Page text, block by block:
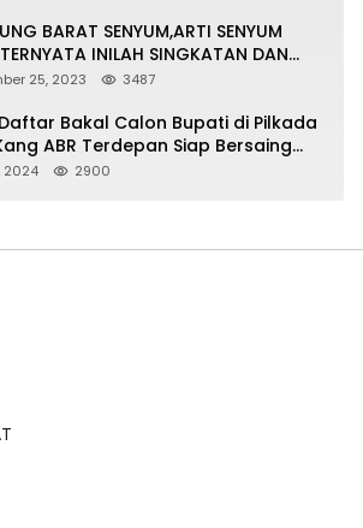
BARAT SENYUM,ARTI SENYUM
INILAH SINGKATAN DAN
25, 2023 3487
Bakal Calon Bupati di Pilkada
ABR Terdepan Siap Bersaing
Balon Lainnya
2024 2900